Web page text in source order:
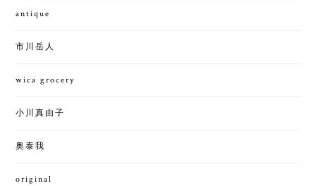
antique
市川岳人
wica grocery
小川真由子
奥泰我
original